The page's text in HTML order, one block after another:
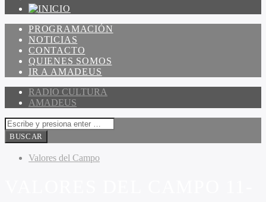
PROGRAMACIÓN
NOTICIAS
CONTACTO
QUIENES SOMOS
IR A AMADEUS
RADIO CULTURA
AMADEUS
Valores del Campo